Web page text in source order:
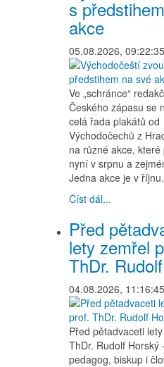
s
akce
05.08.2026, 09:22:35
Ve „schránce“
Českého zápasu se
celá řada plakátů od
Východočechů z
na různé akce,
nyní v srpnu a
Jedna akce je v říjnu.
Číst dál...
Před
lety zemřel
ThDr.
04.08.2026, 11:16:45
Před pětadvaceti
ThDr. Rudolf Horský
pedagog, biskup i